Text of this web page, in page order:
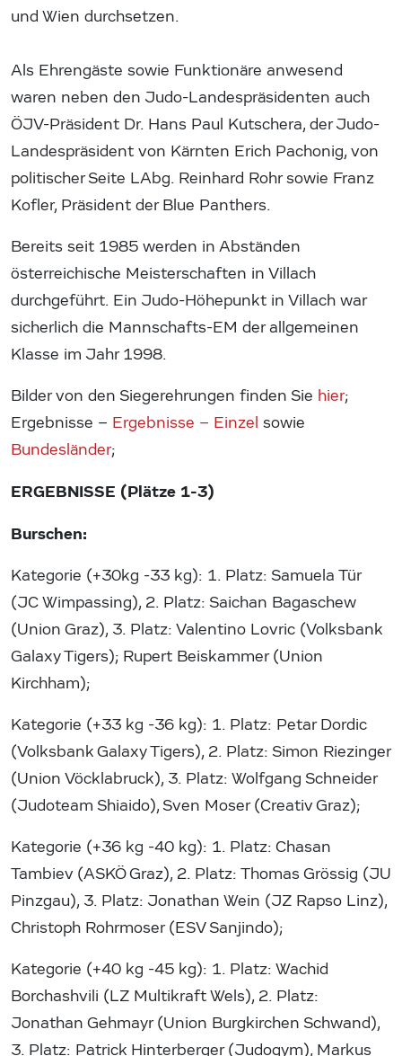
und Wien durchsetzen.
Als Ehrengäste sowie Funktionäre anwesend
waren neben den Judo-Landespräsidenten auch
ÖJV-Präsident Dr. Hans Paul Kutschera, der Judo-
Landespräsident von Kärnten Erich Pachonig, von
politischer Seite LAbg. Reinhard Rohr sowie Franz
Kofler, Präsident der Blue Panthers.
Bereits seit 1985 werden in Abständen
österreichische Meisterschaften in Villach
durchgeführt. Ein Judo-Höhepunkt in Villach war
sicherlich die Mannschafts-EM der allgemeinen
Klasse im Jahr 1998.
Bilder von den Siegerehrungen finden Sie hier;
Ergebnisse – Ergebnisse – Einzel sowie
Bundesländer;
ERGEBNISSE (Plätze 1-3)
Burschen:
Kategorie (+30kg -33 kg): 1. Platz: Samuela Tür
(JC Wimpassing), 2. Platz: Saichan Bagaschew
(Union Graz), 3. Platz: Valentino Lovric (Volksbank
Galaxy Tigers); Rupert Beiskammer (Union
Kirchham);
Kategorie (+33 kg -36 kg): 1. Platz: Petar Dordic
(Volksbank Galaxy Tigers), 2. Platz: Simon Riezinger
(Union Vöcklabruck), 3. Platz: Wolfgang Schneider
(Judoteam Shiaido), Sven Moser (Creativ Graz);
Kategorie (+36 kg -40 kg): 1. Platz: Chasan
Tambiev (ASKÖ Graz), 2. Platz: Thomas Grössig (JU
Pinzgau), 3. Platz: Jonathan Wein (JZ Rapso Linz),
Christoph Rohrmoser (ESV Sanjindo);
Kategorie (+40 kg -45 kg): 1. Platz: Wachid
Borchashvili (LZ Multikraft Wels), 2. Platz:
Jonathan Gehmayr (Union Burgkirchen Schwand),
3. Platz: Patrick Hinterberger (Judogym), Markus